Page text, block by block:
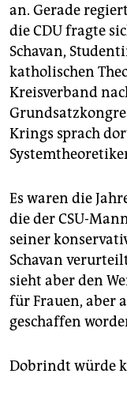
an. Gerade
die CDU fragte
Schavan,
katholischen
Kreisverband
Krings sprach
Es waren die
die der CSU-
seiner
Schavan
sieht aber den
für Frauen, aber
geschaffen
Dobrindt würde